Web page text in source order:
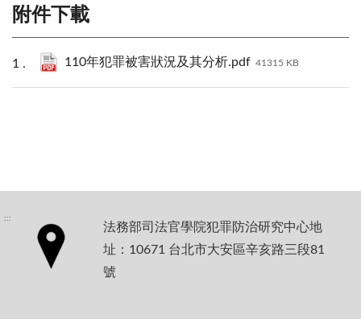
附件下載
110年犯罪被害狀況及其分析.pdf 41315 KB
:::
法務部司法官學院犯罪防治研究中心地
址：10671 台北市大安區辛亥路三段81
號